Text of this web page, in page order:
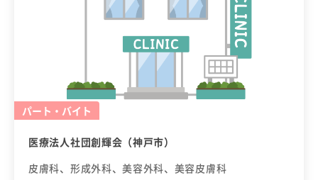
パート・バイト
医療法人社団創輝会（神戸市）
皮膚科、形成外科、美容外科、美容皮膚科